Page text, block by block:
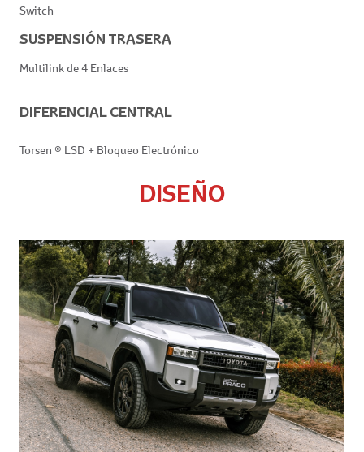
Switch
SUSPENSIÓN TRASERA
Multilink de 4 Enlaces
DIFERENCIAL CENTRAL
Torsen ®️ LSD + Bloqueo Electrónico
DISEÑO